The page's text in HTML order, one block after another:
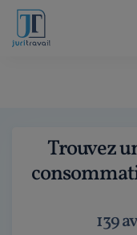
Trouvez
139